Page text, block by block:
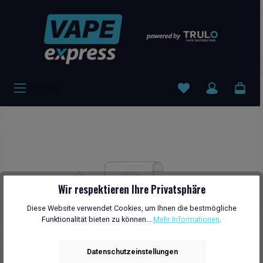
Wir respektieren Ihre Privatsphäre
Diese Website verwendet Cookies, um Ihnen die bestmögliche
Funktionalität bieten zu können... Mehr Informationen.
Datenschutzeinstellungen